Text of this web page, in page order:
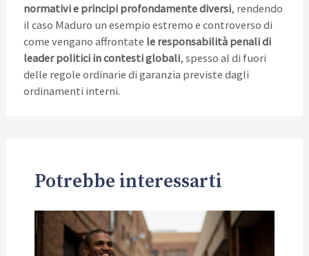
normativi e principi profondamente diversi, rendendo
il caso Maduro un esempio estremo e controverso di
come vengano affrontate le responsabilità penali di
leader politici in contesti globali, spesso al di fuori
delle regole ordinarie di garanzia previste dagli
ordinamenti interni.
Potrebbe interessarti